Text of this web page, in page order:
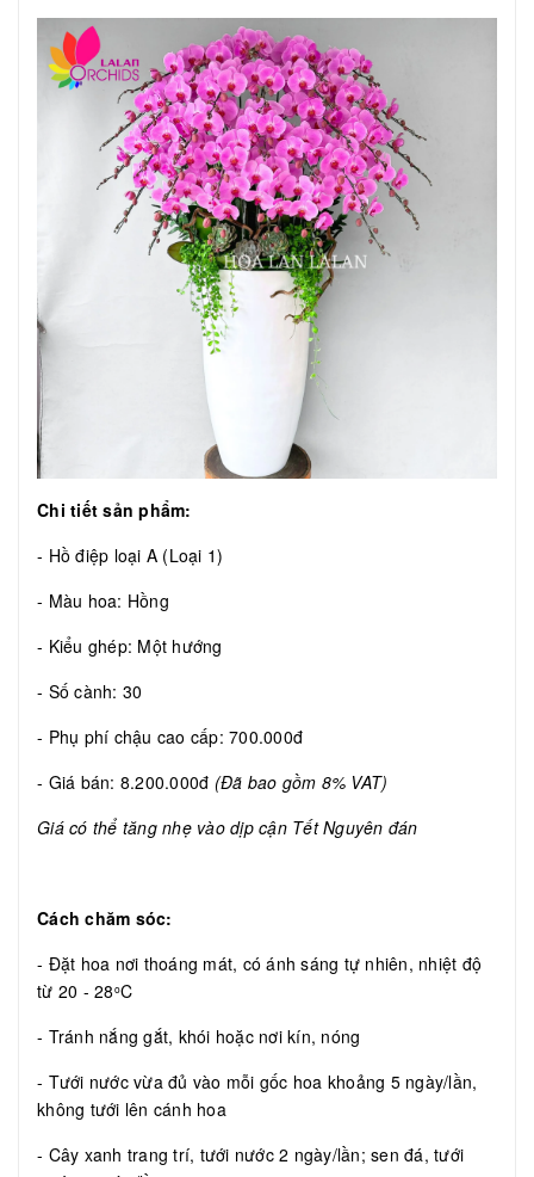
Chi tiết sản phẩm:
- Hồ điệp loại A (Loại 1)
- Màu hoa: Hồng
- Kiểu ghép: Một hướng
- Số cành: 30
- Phụ phí chậu cao cấp: 700.000đ
- Giá bán: 8.200.000đ (Đã bao gồm 8% VAT)
Giá có thể tăng nhẹ vào dịp cận Tết Nguyên đán
Cách chăm sóc:
- Đặt hoa nơi thoáng mát, có ánh sáng tự nhiên, nhiệt độ
từ 20 - 28oC
- Tránh nắng gắt, khói hoặc nơi kín, nóng
- Tưới nước vừa đủ vào mỗi gốc hoa khoảng 5 ngày/lần,
không tưới lên cánh hoa
- Cây xanh trang trí, tưới nước 2 ngày/lần; sen đá, tưới